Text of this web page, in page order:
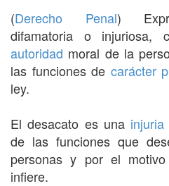
(Derecho Penal)
difamatoria o injuriosa,
autoridad moral de la
las funciones de carácter
ley.
El desacato es una injuria
de las funciones que
personas y por el
infiere.